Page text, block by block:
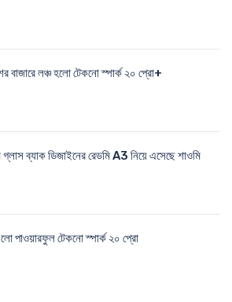
বাজারে লঞ্চ হলো টেকনো স্পার্ক ২০ প্রো+
গ্লাস ব্যাক ডিজাইনের রেডমি A3 নিয়ে এসেছে শাওমি
পাওয়ারফুল টেকনো স্পার্ক ২০ প্রো